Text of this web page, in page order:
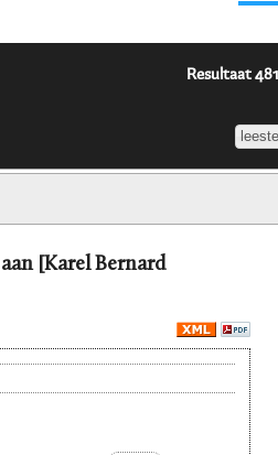
Resultaat
[Karel Bernard